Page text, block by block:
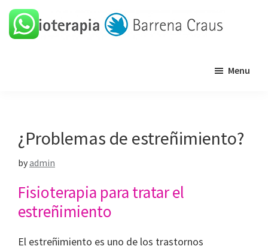
Skip
to
primary
Skip
to
main
Skip
to
primary
Skip
to
footer
Menu
¿Problemas de estreñimiento?
byadmin
Fisioterapia para tratar el
estreñimiento
El estreñimiento es uno de los trastornos